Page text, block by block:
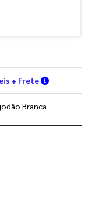
+ frete Verifique
Branca
gabaritos